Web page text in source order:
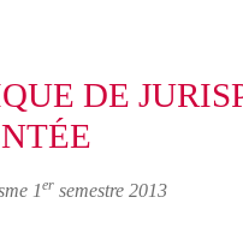
DE
1ersemestre 2013